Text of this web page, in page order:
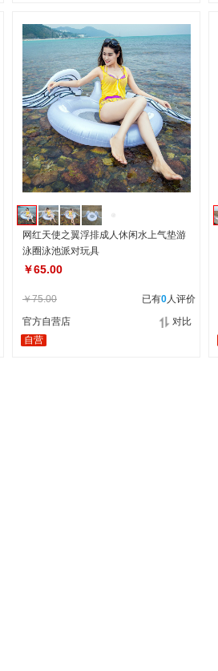
网红天使之翼浮排成人休闲水上气垫游
泳圈泳池派对玩具
￥65.00
￥75.00 已有0人评价
官方自营店
对比
自营